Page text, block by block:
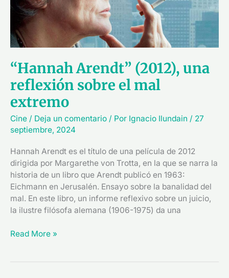
“Hannah Arendt” (2012), una
reflexión sobre el mal
extremo
Cine / Deja un comentario / Por Ignacio Ilundain / 27
septiembre, 2024
Hannah Arendt es el título de una película de 2012
dirigida por Margarethe von Trotta, en la que se narra la
historia de un libro que Arendt publicó en 1963:
Eichmann en Jerusalén. Ensayo sobre la banalidad del
mal. En este libro, un informe reflexivo sobre un juicio,
la ilustre filósofa alemana (1906-1975) da una
el
extremo
Read More »